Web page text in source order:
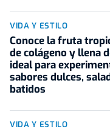
VIDA Y ESTILO
Conoce la fruta
de colágeno y llena
ideal para
sabores dulces,
batidos
VIDA Y ESTILO